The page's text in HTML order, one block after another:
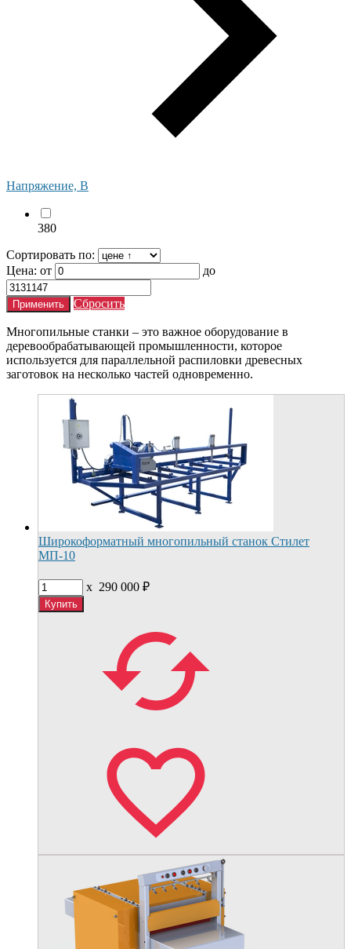
Напряжение, В
380
Сортировать по:
Цена: от до
Сбросить
Многопильные станки – это важное оборудование в
деревообрабатывающей промышленности, которое
используется для параллельной распиловки древесных
заготовок на несколько частей одновременно.
Широкоформатный многопильный станок Стилет
МП-10
x 290 000 ₽